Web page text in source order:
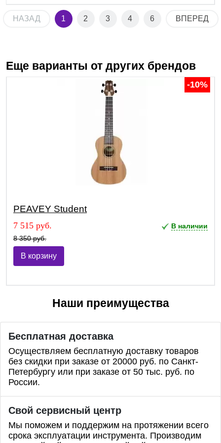
НАЗАД 1 2 3 4 6 ВПЕРЕД
Еще варианты от других брендов
-10%
PEAVEY Student
7 515 руб.
8 350 руб.
В наличии
В корзину
Наши преимущества
Бесплатная доставка
Осуществляем бесплатную доставку товаров
без скидки при заказе от 20000 руб. по Санкт-
Петербургу или при заказе от 50 тыс. руб. по
России.
Свой сервисный центр
Мы поможем и поддержим на протяжении всего
срока эксплуатации инструмента. Производим